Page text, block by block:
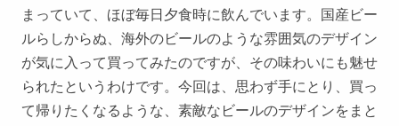
まっていて、ほぼ毎日夕食時に飲んでいます。国産ビー
ルらしからぬ、海外のビールのような雰囲気のデザイン
が気に入って買ってみたのですが、その味わいにも魅せ
られたというわけです。今回は、思わず手にとり、買っ
て帰りたくなるような、素敵なビールのデザインをまと